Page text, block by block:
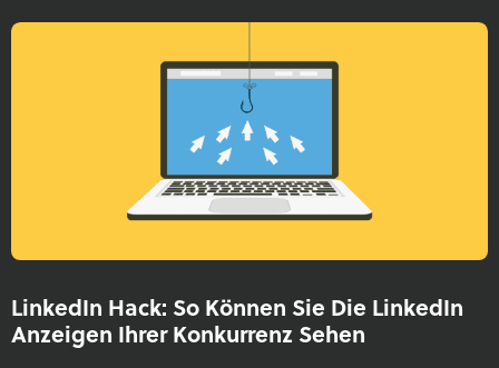
LinkedIn Hack: So Können Sie Die LinkedIn
Anzeigen Ihrer Konkurrenz Sehen